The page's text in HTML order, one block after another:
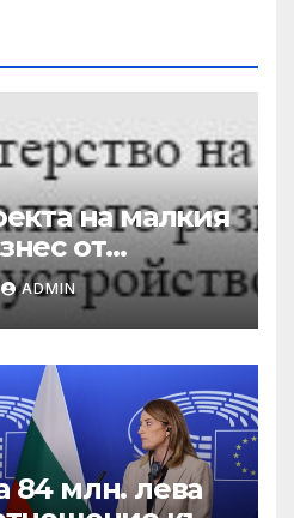
на малкия
от
се
250 млн. лв.
на
2027 г.
ADMIN
84 млн. лева